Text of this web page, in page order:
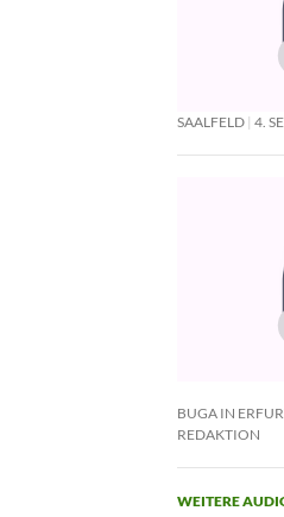
SAALFELD 4.
BUGA IN
REDAKTION
WEITERE